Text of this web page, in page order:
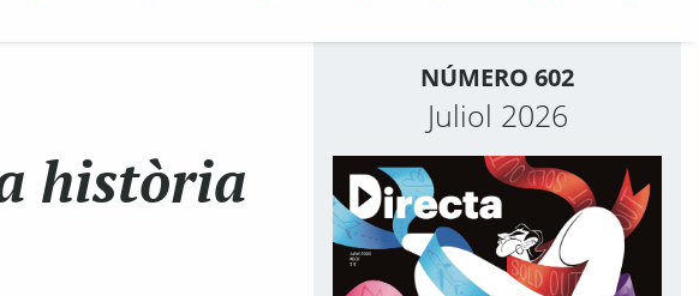
història
NÚMERO 602
Juliol 2026